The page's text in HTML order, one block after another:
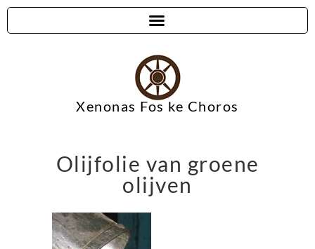
Xenonas Fos ke Choros
Olijfolie van groene
olijven